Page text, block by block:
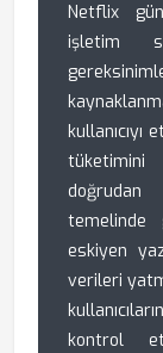
Netflix
işletim
tüketimini
doğrudan
temelinde
eskiyen
verileri
kontrol